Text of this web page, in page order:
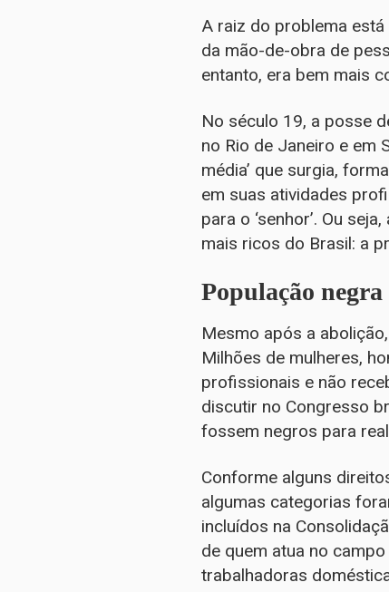
A raiz do problema
da mão-de-obra de
entanto, era bem mais
No século 19, a posse
no Rio de Janeiro e em
média’ que surgia,
em suas atividades
para o ‘senhor’. Ou
mais ricos do Brasil: a
População
Mesmo após a
Milhões de mulheres,
profissionais e não
discutir no Congresso
fossem negros para
Conforme alguns
algumas categorias
incluídos na
de quem atua no
trabalhadoras